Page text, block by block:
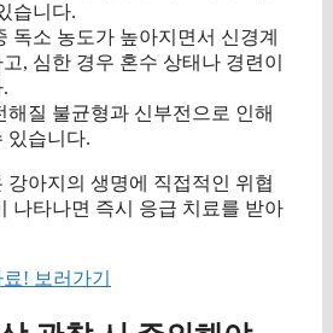
습니다.
독소 농도가 높아지면서 신경계
, 심한 경우 혼수 상태나 경련이
해질 불균형과 신부전으로 인해
있습니다.
강아지의 생명에 직접적인 위협
나타나면 즉시 응급 치료를 받아
! 보러가기